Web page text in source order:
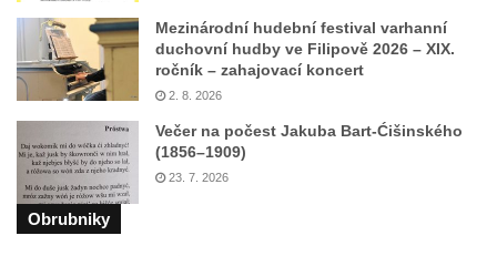
Mezinárodní hudební festival varhanní
duchovní hudby ve Filipově 2026 – XIX.
ročník – zahajovací koncert
2. 8. 2026
Večer na počest Jakuba Bart-Ćišinského
(1856–1909)
23. 7. 2026
Obrubniky